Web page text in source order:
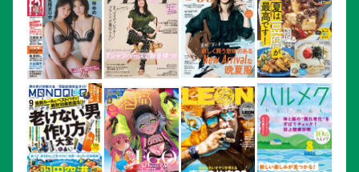
鹿児島タウンからひと足延ばして 周辺エリア／まだまだあ
ります！大隅半島おすすめスポット
鹿児島タウンからひと足延ばして 周辺エリア／出水／武家
屋敷群さんぽ
鹿児島タウンからひと足延ばして 周辺エリア／薩摩川内／
入来麓武家屋敷群
鹿児島タウンからひと足延ばして 周辺エリア／美山／薩摩
焼の里でMy器探し
鹿児島タウンからひと足延ばして 周辺エリア／串木野／名